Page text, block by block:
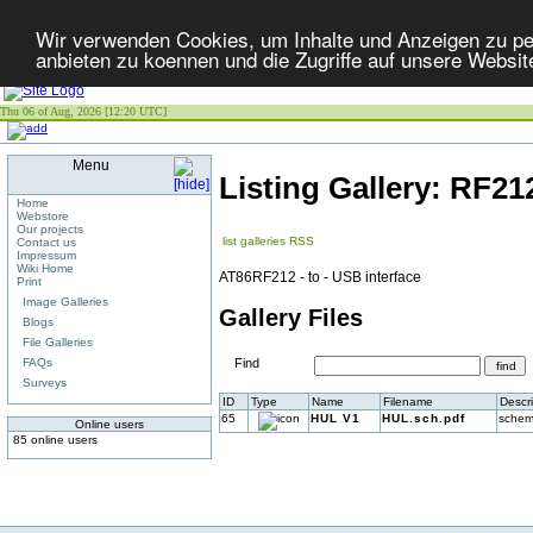
Wir verwenden Cookies, um Inhalte und Anzeigen zu
anbieten zu koennen und die Zugriffe auf unsere
Thu 06 of Aug, 2026 [12:20 UTC]
Menu
Home
Webstore
Our projects
Contact us
Impressum
Wiki Home
Print
Image Galleries
Blogs
File Galleries
FAQs
Surveys
Online users
85 online users
Listing Gallery:
list galleries RSS
AT86RF212 - to - USB interface
Gallery Files
Find
ID Type Name Filename
65
HUL V1 HUL.sch.pdf